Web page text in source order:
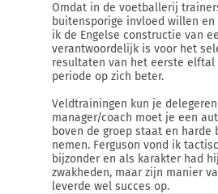
Omdat in de voetballerij
buitensporige invloed willen en
ik de Engelse constructie van
verantwoordelijk is voor het
resultaten van het eerste elftal
periode op zich beter.
Veldtrainingen kun je
manager/coach moet je een
boven de groep staat en harde
nemen. Ferguson vond ik
bijzonder en als karakter had
zwakheden, maar zijn manier
leverde wel succes op.